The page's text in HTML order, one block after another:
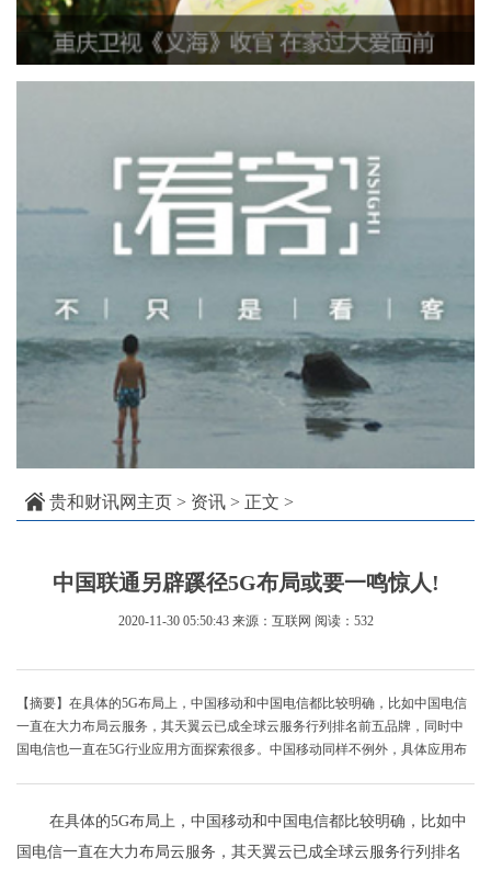
贵和财讯网主页 > 资讯 > 正文 >
中国联通另辟蹊径5G布局或要一鸣惊人!
2020-11-30 05:50:43 来源：互联网 阅读：532
【摘要】在具体的5G布局上，中国移动和中国电信都比较明确，比如中国电信
一直在大力布局云服务，其天翼云已成全球云服务行列排名前五品牌，同时中
国电信也一直在5G行业应用方面探索很多。中国移动同样不例外，具体应用布
在具体的5G布局上，中国移动和中国电信都比较明确，比如中
国电信一直在大力布局云服务，其天翼云已成全球云服务行列排名